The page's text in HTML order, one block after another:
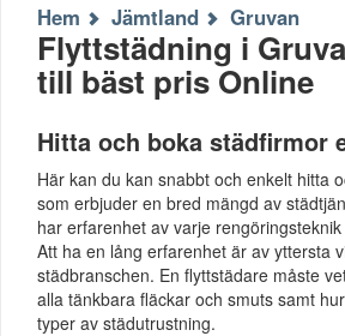
Hem Jämtland Gruvan
Flyttstädning i
till bäst pris Online
Hitta och boka städfirmor
Här kan du kan snabbt och enkelt hitta
som erbjuder en bred mängd av
har erfarenhet av varje
Att ha en lång erfarenhet är av yttersta
städbranschen. En flyttstädare måste
alla tänkbara fläckar och smuts samt
typer av städutrustning.